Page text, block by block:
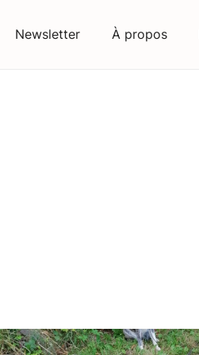
Newsletter À propos